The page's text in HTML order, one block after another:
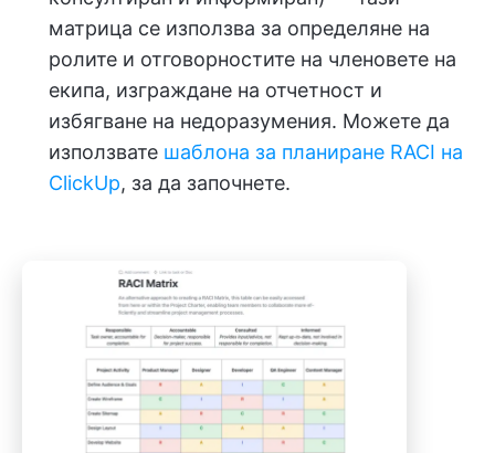
матрица се използва за определяне на
ролите и отговорностите на членовете на
екипа, изграждане на отчетност и
избягване на недоразумения. Можете да
използвате шаблона за планиране RACI на
ClickUp, за да започнете.